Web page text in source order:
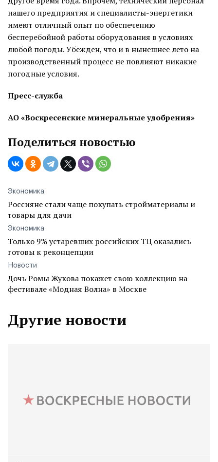
нашего предприятия и специалисты-энергетики
имеют отличный опыт по обеспечению
бесперебойной работы оборудования в условиях
любой погоды. Убежден, что и в нынешнее лето на
производственный процесс не повлияют никакие
погодные условия.
Пресс-служба
АО «Воскресенские минеральные удобрения»
Поделиться новостью
Экономика
Россияне стали чаще покупать стройматериалы и
товары для дачи
Экономика
Только 9% устаревших российских ТЦ оказались
готовы к реконцепции
Новости
Дочь Ромы Жукова покажет свою коллекцию на
фестивале «Модная Волна» в Москве
Другие новости